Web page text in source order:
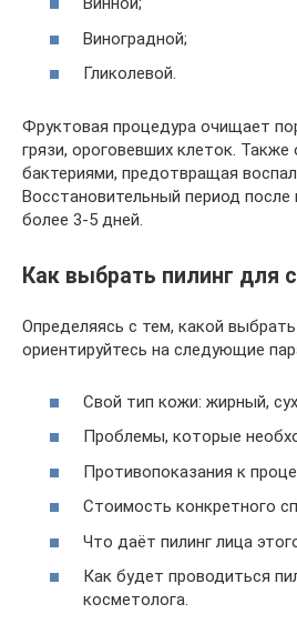
Виноградной;
Гликолевой.
Фруктовая процедура очищает
грязи, ороговевших клеток. Также
бактериями, предотвращая
Восстановительный период
более 3-5 дней.
Как выбрать пилинг для
Определяясь с тем, какой
ориентируйтесь на следующие
Свой тип кожи: жирный,
Проблемы, которые
Противопоказания к
Стоимость конкретного
Что даёт пилинг лица
Как будет проводиться
косметолога.